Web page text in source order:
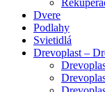
Dvere
Podlahy
Svietidlá
Drevoplast –